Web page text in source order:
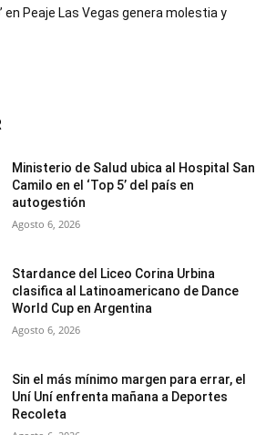
en Peaje Las Vegas genera molestia y
Ministerio de Salud ubica al Hospital San
Camilo en el ‘Top 5’ del país en
autogestión
Agosto 6, 2026
Stardance del Liceo Corina Urbina
clasifica al Latinoamericano de Dance
World Cup en Argentina
Agosto 6, 2026
Sin el más mínimo margen para errar, el
Uní Uní enfrenta mañana a Deportes
Recoleta